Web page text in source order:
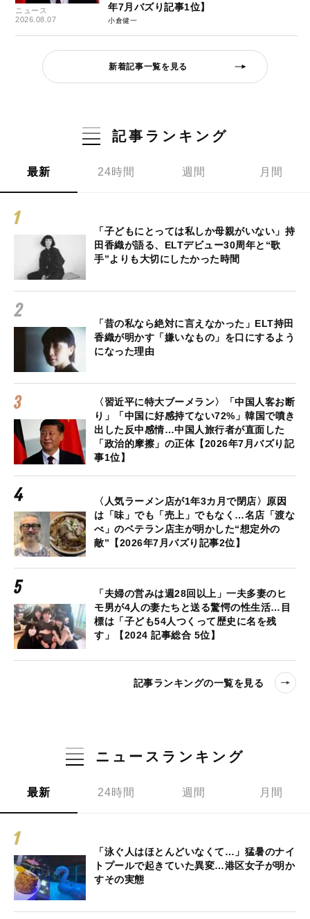
ニュース
2026.08.07
年7月バズり記事1位】
小倉健一
新着記事一覧を見る
記事ランキング
最新 24時間 週間 月間
「子どもにとっては私しか母親がいない」持
田香織が語る、ELTデビュー30周年と“歌
手”よりも大切にしたかった時間
「昔の私なら絶対に言えなかった」ELT持田
香織が明かす「嫌いなもの」を口にするよう
になった理由
〈習近平に特大ブーメラン〉「中国人客お断
り」「中国に好感持てない72%」韓国で噴き
出した反中感情…中国人旅行者が直面した
「政治的摩擦」の正体【2026年7月バズり記
事1位】
〈人気ラーメン店が1年3カ月で閉店〉原因
は「味」でも「売上」でもなく…名店「渡な
べ」のベテラン店主が明かした“想定外の
敵”【2026年7月バズり記事2位】
「夫婦の営みは週28回以上」一夫多妻のヒ
モ男が4人の妻たちと送る驚愕の性生活…目
標は「子ども54人つくって歴史に名を残
す」【2024 記事総合 5位】
記事ランキングの一覧を見る
ニュースランキング
最新 24時間 週間 月間
「泳ぐ人はほとんどいなくて…」猛暑のナイ
トプールで起きていた異変…港区女子が明か
すその実態